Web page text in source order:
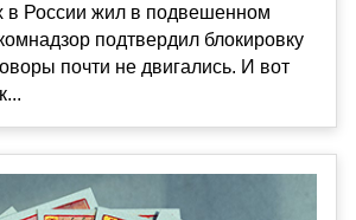
в России жил в подвешенном
подтвердил блокировку
почти не двигались. И вот